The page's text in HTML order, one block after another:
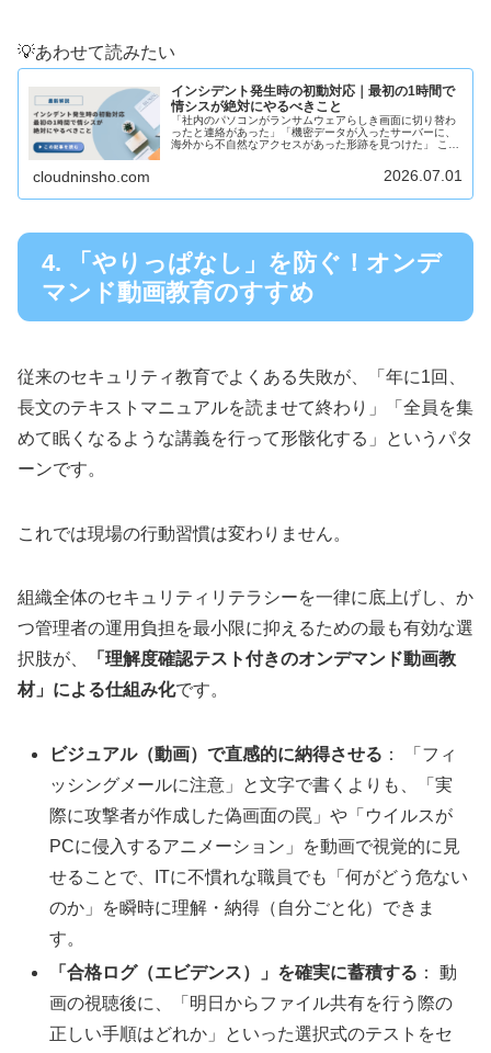
💡あわせて読みたい
インシデント発生時の初動対応｜最初の1時間で
情シスが絶対にやるべきこと
「社内のパソコンがランサムウェアらしき画面に切り替わ
ったと連絡があった」「機密データが入ったサーバーに、
海外から不自然なアクセスがあった形跡を見つけた」 この
cloudninsho.com 2026.07.01
4. 「やりっぱなし」を防ぐ！オンデ
マンド動画教育のすすめ
従来のセキュリティ教育でよくある失敗が、「年に1回、
長文のテキストマニュアルを読ませて終わり」「全員を集
めて眠くなるような講義を行って形骸化する」というパタ
ーンです。
これでは現場の行動習慣は変わりません。
組織全体のセキュリティリテラシーを一律に底上げし、か
つ管理者の運用負担を最小限に抑えるための最も有効な選
択肢が、
「理解度確認テスト付きのオンデマンド動画教
材」による仕組み化です。
ビジュアル（動画）で直感的に納得させる ： 「フィ
ッシングメールに注意」と文字で書くよりも、「実
際に攻撃者が作成した偽画面の罠」や「ウイルスが
PCに侵入するアニメーション」を動画で視覚的に見
せることで、ITに不慣れな職員でも「何がどう危ない
のか」を瞬時に理解・納得（自分ごと化）できま
す。
「合格ログ（エビデンス）」を確実に蓄積する ： 動
画の視聴後に、「明日からファイル共有を行う際の
正しい手順はどれか」といった選択式のテストをセ